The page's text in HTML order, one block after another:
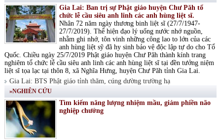
Gia Lai: Ban trị sự Phật giáo huyện Chư Păh tổ
chức lễ cầu siêu anh linh các anh hùng liệt sĩ.
Nhân 72 năm ngày thương binh liệt sĩ (27/7/1947-
27/7/2019). Thể hiện đạo lý uống nước nhớ nguồn,
nhằm ghi nhớ, tôn vinh những công lao to lớn của các
anh hùng liệt sỹ đã hy sinh bảo vệ độc lập tự do cho Tổ
Quốc. Chiều ngày 25/7/2019 Phật giáo huyện Chư Păh thành kính trang
nghiêm tổ chức lễ cầu siêu anh linh các anh hùng liệt sĩ tại đền tưởng niệm
liệt sĩ tọa lạc tại thôn 8, xã Nghĩa Hưng, huyện Chư Păh tỉnh Gia Lai.
Gia Lai: BTS Phật giáo tỉnh thăm, cúng dường trường hạ
»NGHIÊN CỨU
Tìm kiếm năng lượng nhiệm mầu, giảm phiền não
nghiệp chướng